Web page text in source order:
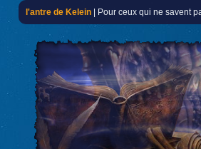
l'antre de Kelein | Pour ceux qui ne savent